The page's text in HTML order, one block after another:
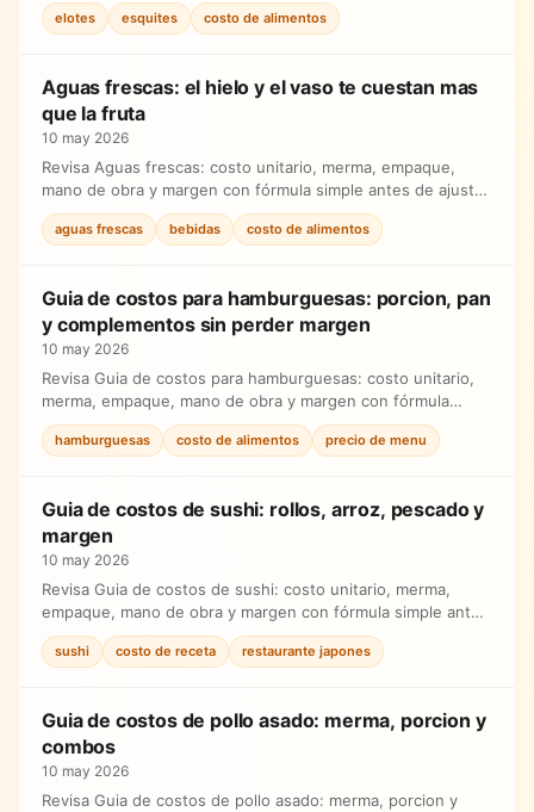
elotes esquites costo de alimentos
Aguas frescas: el hielo y el vaso te cuestan mas
que la fruta
10 may 2026
Revisa Aguas frescas: costo unitario, merma, empaque,
mano de obra y margen con fórmula simple antes de ajustar
precios.
aguas frescas bebidas costo de alimentos
Guia de costos para hamburguesas: porcion, pan
y complementos sin perder margen
10 may 2026
Revisa Guia de costos para hamburguesas: costo unitario,
merma, empaque, mano de obra y margen con fórmula
simple antes de ajustar precios.
hamburguesas costo de alimentos precio de menu
Guia de costos de sushi: rollos, arroz, pescado y
margen
10 may 2026
Revisa Guia de costos de sushi: costo unitario, merma,
empaque, mano de obra y margen con fórmula simple antes
de ajustar precios.
sushi costo de receta restaurante japones
Guia de costos de pollo asado: merma, porcion y
combos
10 may 2026
Revisa Guia de costos de pollo asado: merma, porcion y